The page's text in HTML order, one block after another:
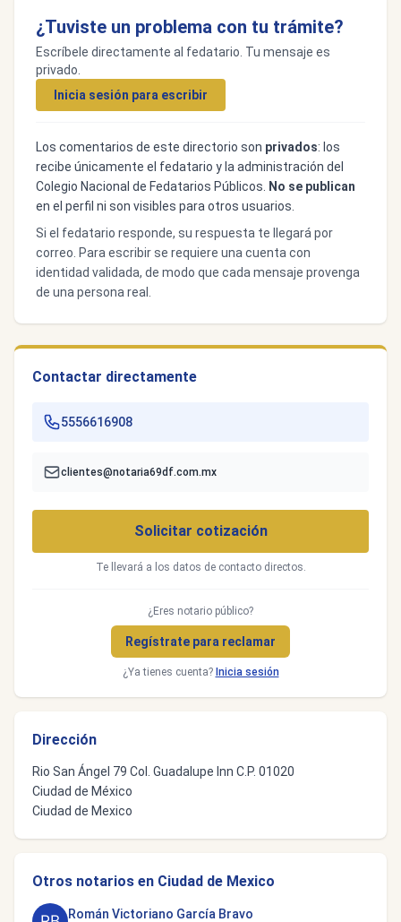
¿Tuviste un problema con tu trámite?
Escríbele directamente al fedatario. Tu mensaje es
privado.
Inicia sesión para escribir
Los comentarios de este directorio son privados: los
recibe únicamente el fedatario y la administración del
Colegio Nacional de Fedatarios Públicos.
No se publican
en el perfil ni son visibles para otros usuarios.
Si el fedatario responde, su respuesta te llegará por
correo. Para escribir se requiere una cuenta con
identidad validada, de modo que cada mensaje provenga
de una persona real.
Contactar directamente
5556616908
clientes@notaria69df.com.mx
Solicitar cotización
Te llevará a los datos de contacto directos.
¿Eres notario público?
Regístrate para reclamar
¿Ya tienes cuenta? Inicia sesión
Dirección
Rio San Ángel 79 Col. Guadalupe Inn C.P. 01020
Ciudad de México
Ciudad de Mexico
Otros notarios en Ciudad de Mexico
Román Victoriano García Bravo